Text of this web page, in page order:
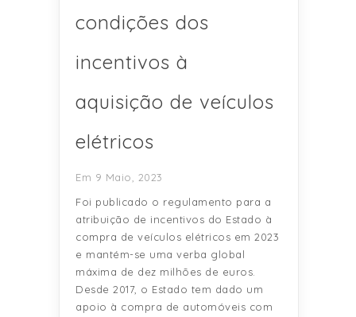
condições dos
incentivos à
aquisição de veículos
elétricos
Em 9 Maio, 2023
Foi publicado o regulamento para a
atribuição de incentivos do Estado à
compra de veículos elétricos em 2023
e mantém-se uma verba global
máxima de dez milhões de euros.
Desde 2017, o Estado tem dado um
apoio à compra de automóveis com